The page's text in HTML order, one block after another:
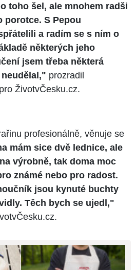
toho šel, ale mnohem radši
porotce. S Pepou
a radím se s ním o
některých jeho
jsem třeba některá
prozradil
ŽivotvČesku.cz.
profesionálně, věnuje se
mám sice dvě lednice, ale
výrobně, tak doma moc
známé nebo pro radost.
jsou kynuté buchty
Těch bych se ujedl,"